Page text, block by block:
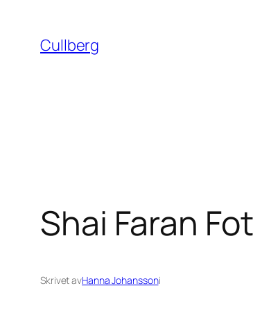
innehåll
Cullberg
Shai Faran
Skrivet avHanna Johanssoni